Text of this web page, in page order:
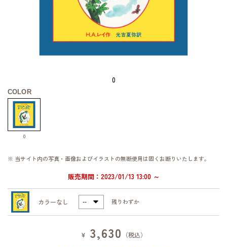
0
COLOR
0
※ 当サイト内の写真・画像およびイラストの無断使用は固くお断りいたします。
販売期間：2023/01/13 13:00 ～
カラーなし 残りわずか
¥ 3,630
（税込）